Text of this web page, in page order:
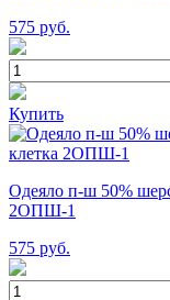
575 руб.
Купить
Одеяло п-ш 50%
2ОПШ-1
575 руб.